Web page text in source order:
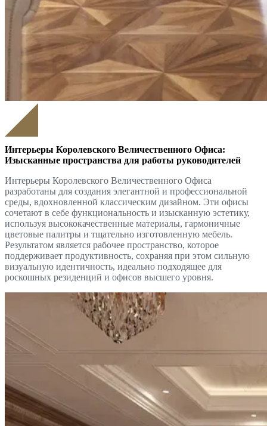
Интерьеры Королевского Величественного Офиса:
Изысканные пространства для работы руководителей
Интерьеры Королевского Величественного Офиса
разработаны для создания элегантной и профессиональной
среды, вдохновленной классическим дизайном. Эти офисы
сочетают в себе функциональность и изысканную эстетику,
используя высококачественные материалы, гармоничные
цветовые палитры и тщательно изготовленную мебель.
Результатом является рабочее пространство, которое
поддерживает продуктивность, сохраняя при этом сильную
визуальную идентичность, идеально подходящее для
роскошных резиденций и офисов высшего уровня.